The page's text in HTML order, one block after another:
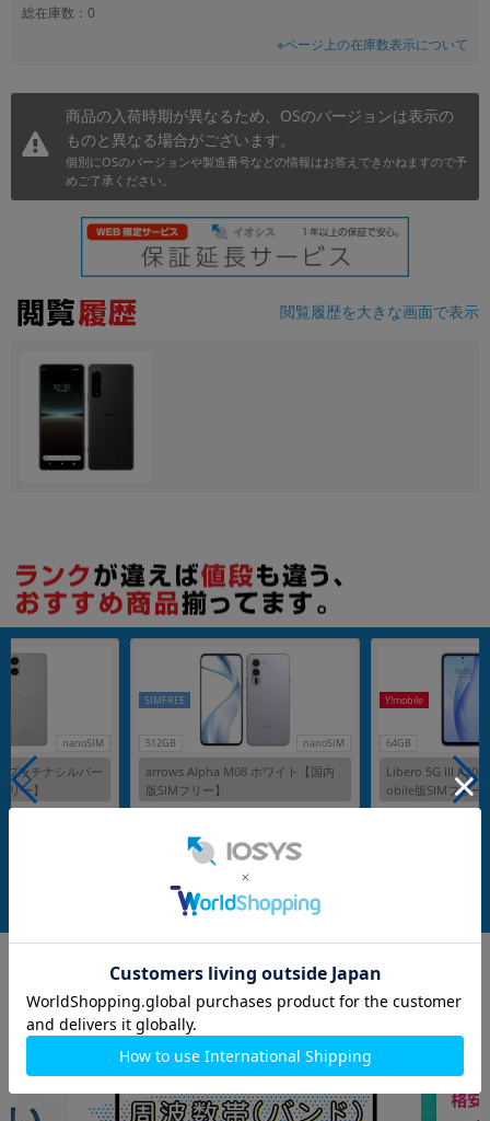
総在庫数：0
※ページ上の在庫数表示について
商品の入荷時期が異なるため、OSのバージョンは表示の
ものと異なる場合がございます。
個別にOSのバージョンや製造番号などの情報はお答えできかねますので予
めご了承ください。
閲覧履歴を大きな画面で表示
nanoSIM
プラチナシルバー
ー】
512GB nanoSIM
SIMFREE
arrows Alpha M08 ホワイト【国内
版SIMフリー】
在庫数：1
未使用品 69,800 円
64GB
Y!mobile
Libero 5G III
obile版SIMフリー
円 ～ 円
各項目のチェックボックスは「or検索」となります。